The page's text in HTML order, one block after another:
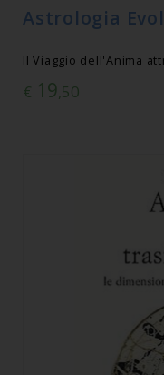
Astrologia
Il Viaggio dell'Anima
€ 19,50